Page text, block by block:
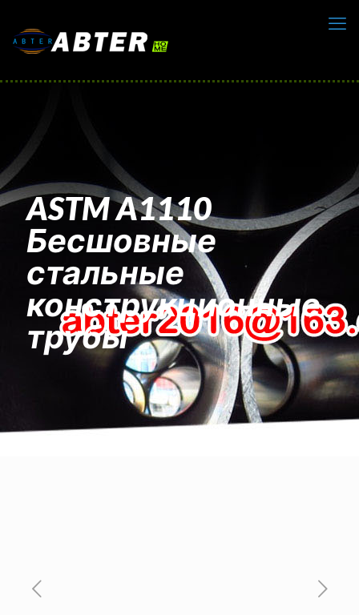
ASTM A1110
Бесшовные
стальные
конструкционные
трубы